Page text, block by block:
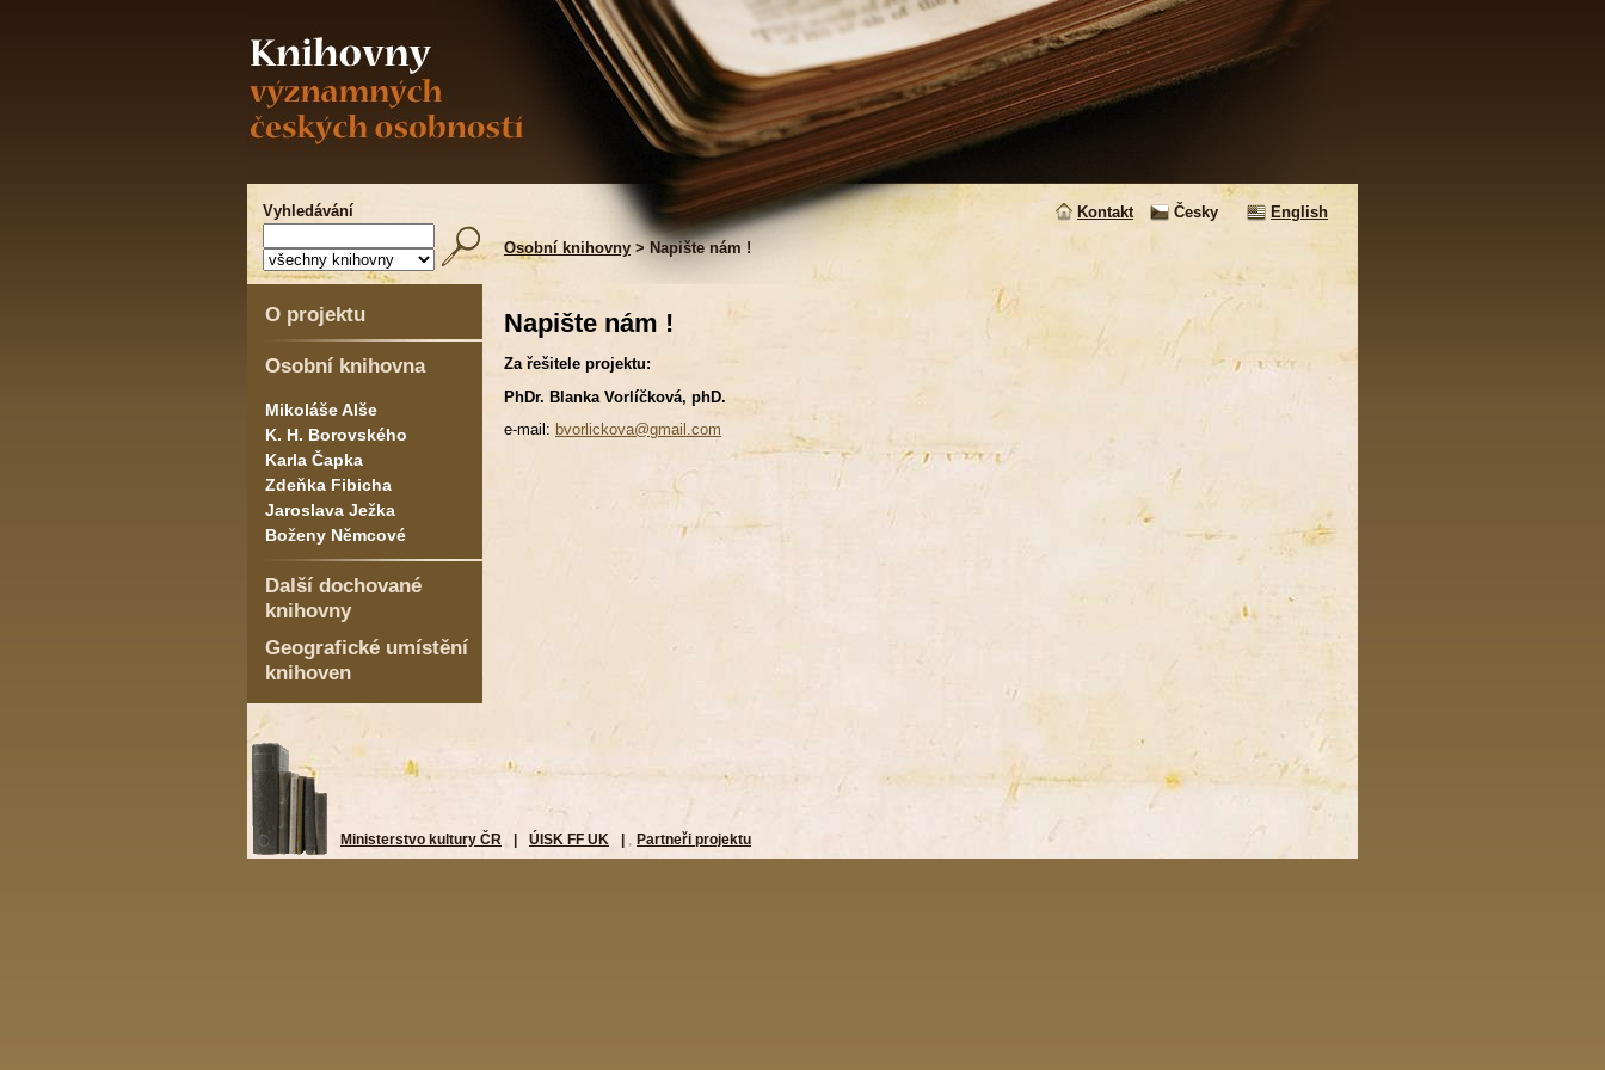
Vyhledávání Kontakt Česky
English
Osobní knihovny > Napište nám !
O projektu
Osobní knihovna
Mikoláše Alše
K. H. Borovského
Karla Čapka
Zdeňka Fibicha
Jaroslava Ježka
Boženy Němcové
Další dochované
knihovny
Geografické umístění
knihoven
Napište nám !
Za řešitele projektu:
PhDr. Blanka Vorlíčková, phD.
e-mail: bvorlickova@gmail.com
Ministerstvo kultury ČR ÚISK FF UK Partneři projektu